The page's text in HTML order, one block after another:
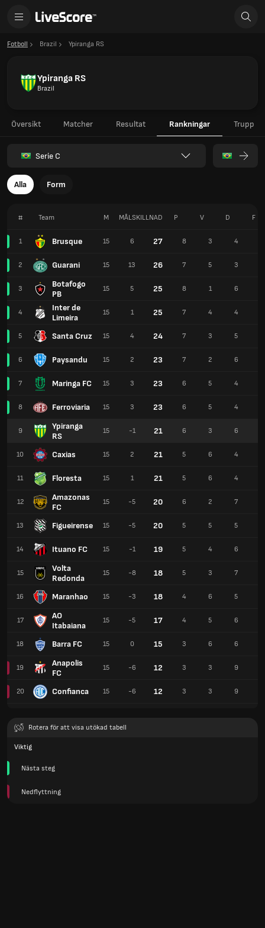
Fotboll Brazil Ypiranga RS
Ypiranga RS
Brazil
Översikt Matcher Resultat Rankningar Trupp
Serie C
Alla Form
# Team
1 Brusque
2 Guarani
3
Botafogo
PB
4
Inter de
Limeira
5 Santa Cruz
6 Paysandu
7 Maringa FC
8 Ferroviaria
9
Ypiranga
RS
10 Caxias
11 Floresta
12
Amazonas
FC
13 Figueirense
14 Ituano FC
15
Volta
Redonda
16 Maranhao
17
AO
Itabaiana
18 Barra FC
19
Anapolis
FC
20 Confianca
M MÅLSKILLNAD P V D F
15 6 27 8 3 4
15 13 26 7 5 3
15 5 25 8 1 6
15 1 25 7 4 4
15 4 24 7 3 5
15 2 23 7 2 6
15 3 23 6 5 4
15 3 23 6 5 4
15 -1 21 6 3 6
15 2 21 5 6 4
15 1 21 5 6 4
15 -5 20 6 2 7
15 -5 20 5 5 5
15 -1 19 5 4 6
15 -8 18 5 3 7
15 -3 18 4 6 5
15 -5 17 4 5 6
15 0 15 3 6 6
15 -6 12 3 3 9
15 -6 12 3 3 9
Rotera för att visa utökad tabell
Viktig
Nästa steg
Nedflyttning